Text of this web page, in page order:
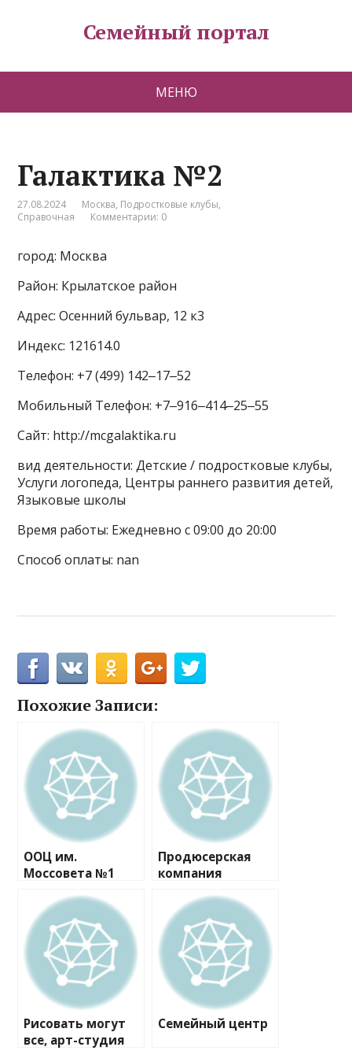
Семейный портал
МЕНЮ
Галактика №2
27.08.2024 Москва, Подростковые клубы,
Справочная
Комментарии: 0
город: Москва
Район: Крылатское район
Адрес: Осенний бульвар, 12 к3
Индекс: 121614.0
Телефон: +7 (499) 142‒17‒52
Мобильный Телефон: +7‒916‒414‒25‒55
Сайт: http://mcgalaktika.ru
вид деятельности: Детские / подростковые клубы,
Услуги логопеда, Центры раннего развития детей,
Языковые школы
Время работы: Ежедневно с 09:00 до 20:00
Способ оплаты: nan
Похожие Записи:
ООЦ им.
Моссовета №1
Продюсерская
компания
Рисовать могут
все, арт-студия
Семейный центр